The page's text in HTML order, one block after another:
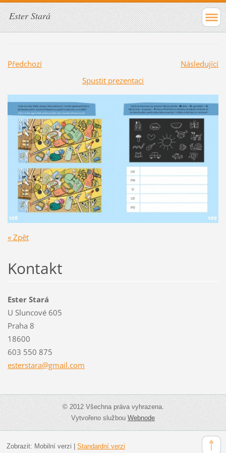
Ester Stará
Předchozí
Následující
Spustit prezentaci
« Zpět
Kontakt
Ester Stará
U Sluncové 605
Praha 8
18600
603 550 875
esterstara@gmail.com
© 2012 Všechna práva vyhrazena.
Vytvořeno službouWebnode
Zobrazit: Mobilní verzi | Standardní verzi